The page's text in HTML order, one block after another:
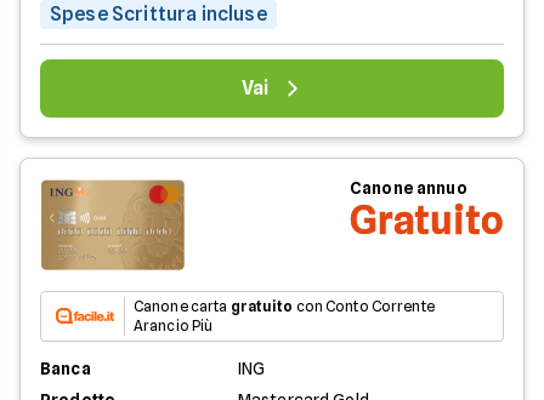
Spese Scrittura incluse
Vai
Canone annuo
Gratuito
Canone carta gratuito con Conto Corrente
Arancio Più
Banca
ING